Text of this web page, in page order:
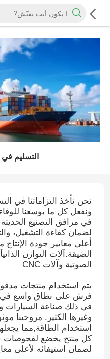
التسليم
نحن نأخذ التزاماتنا في
ونفعل كل ما بوسعنا
في مرافق التصنيع
لضمان كفاءة التشغيل،
أعلى معايير جودة الإنتاج
الضيقة.آلات التوازن
الصوتية وآلات CNC
يتم استخدام منتجات
فرش على نطاق واسع في
في ذلك صناعة السيارات
وغيرها الكثير. مروحينا
استخدام الطاقة,مما
كل منتج يخضع لفحوصات
لضمان استيفائه لأعلى